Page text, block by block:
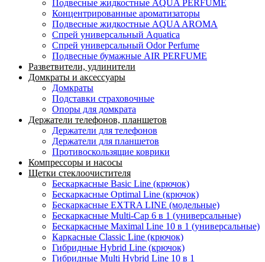
Подвесные жидкостные AQUA PERFUME
Концентрированные ароматизаторы
Подвесные жидкостные AQUA AROMA
Спрей универсальный Aquatica
Спрей универсальный Odor Perfume
Подвесные бумажные AIR PERFUME
Разветвители, удлинители
Домкраты и аксессуары
Домкраты
Подставки страховочные
Опоры для домкрата
Держатели телефонов, планшетов
Держатели для телефонов
Держатели для планшетов
Противоскользящие коврики
Компрессоры и насосы
Щетки стеклоочистителя
Бескаркасные Basic Line (крючок)
Бескаркасные Optimal Line (крючок)
Бескаркасные EXTRA LINE (модельные)
Бескаркасные Multi-Cap 6 в 1 (универсальные)
Бескаркасные Maximal Line 10 в 1 (универсальные)
Каркасные Classic Line (крючок)
Гибридные Hybrid Line (крючок)
Гибридные Multi Hybrid Line 10 в 1